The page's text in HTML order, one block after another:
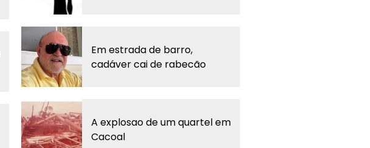
Em estrada de barro,
cadáver cai de rabecão
A explosao de um quartel em
Cacoal